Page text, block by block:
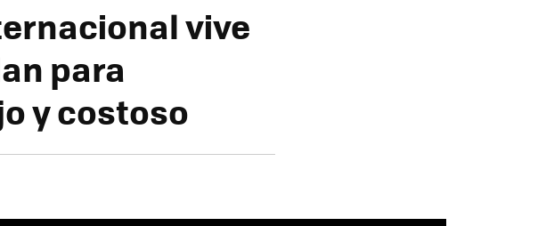
vive
para
y costoso